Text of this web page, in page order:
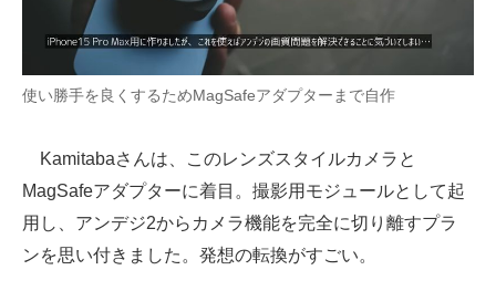
使い勝手を良くするためMagSafeアダプターまで自作
Kamitabaさんは、このレンズスタイルカメラと
MagSafeアダプターに着目。撮影用モジュールとして起
用し、アンデジ2からカメラ機能を完全に切り離すプラ
ンを思い付きました。発想の転換がすごい。